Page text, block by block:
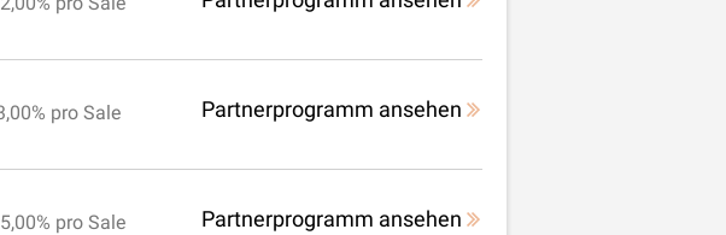
pro Sale Partnerprogramm ansehen
pro Sale Partnerprogramm ansehen